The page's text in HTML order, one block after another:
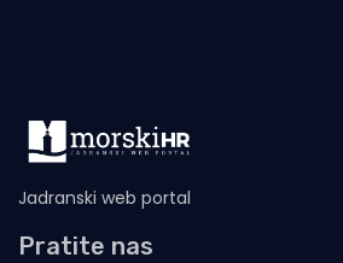
Jadranski web portal
Pratite nas